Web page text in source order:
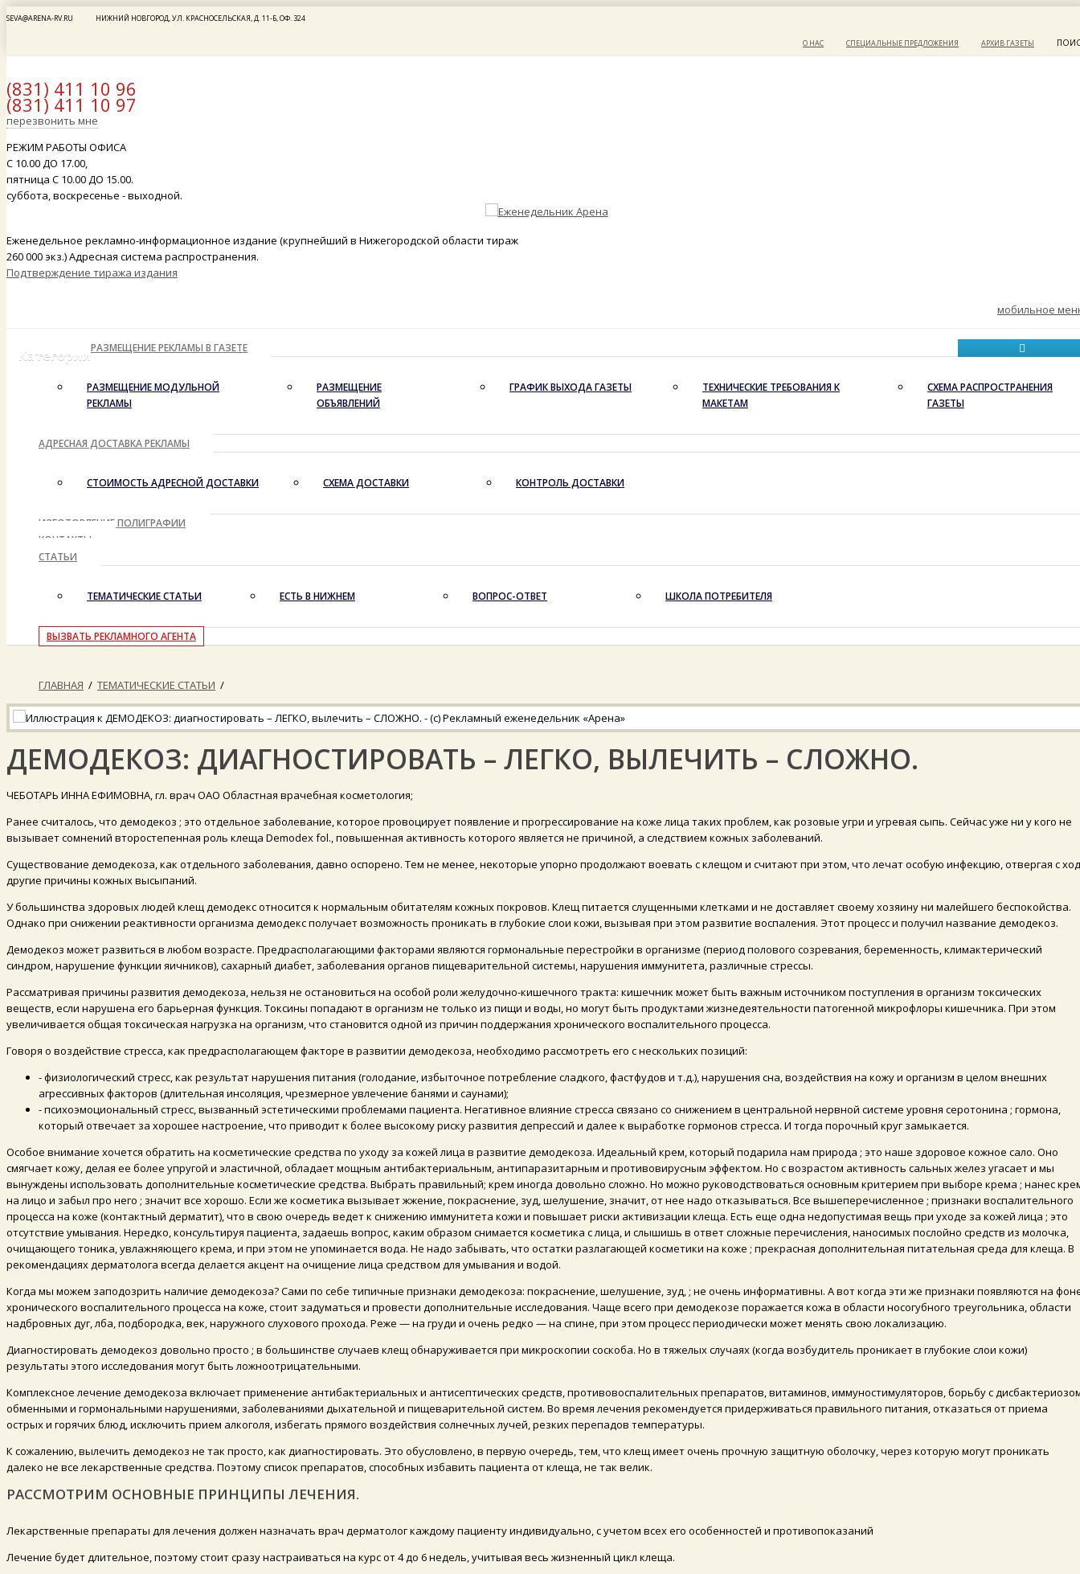
SEVA@ARENA-RV.RU НИЖНИЙ НОВГОРОД, УЛ. КРАСНОСЕЛЬСКАЯ, Д. 11-Б, ОФ. 324
О НАС СПЕЦИАЛЬНЫЕ ПРЕДЛОЖЕНИЯ АРХИВ ГАЗЕТЫ
x
(831) 411 10 96
(831) 411 10 97
перезвонить мне
РЕЖИМ РАБОТЫ ОФИСА
С 10.00 ДО 17.00,
пятница С 10.00 ДО 15.00.
суббота, воскресенье - выходной.
Еженедельное рекламно-информационное издание (крупнейший в Нижегородской области тираж
260 000 экз.) Адресная система распространения.
Подтверждение тиража издания
мобильное
КатегорииРАЗМЕЩЕНИЕ РЕКЛАМЫ В ГАЗЕТЕ
РАЗМЕЩЕНИЕ МОДУЛЬНОЙ
РЕКЛАМЫ
РАЗМЕЩЕНИЕ
ОБЪЯВЛЕНИЙ
ГРАФИК ВЫХОДА ГАЗЕТЫ
ТЕХНИЧЕСКИЕ ТРЕБОВАНИЯ К
МАКЕТАМ
СХЕМА РАСПРОСТРАНЕНИЯ
ГАЗЕТЫ
АДРЕСНАЯ ДОСТАВКА РЕКЛАМЫ
СТОИМОСТЬ АДРЕСНОЙ ДОСТАВКИ СХЕМА ДОСТАВКИ КОНТРОЛЬ ДОСТАВКИ
ИЗГОТОВЛЕНИЕ ПОЛИГРАФИИ
КОНТАКТЫ
СТАТЬИ
ТЕМАТИЧЕСКИЕ СТАТЬИ ЕСТЬ В НИЖНЕМ ВОПРОС-ОТВЕТ ШКОЛА ПОТРЕБИТЕЛЯ
ВЫЗВАТЬ РЕКЛАМНОГО АГЕНТА
ГЛАВНАЯ / ТЕМАТИЧЕСКИЕ СТАТЬИ /
ДЕМОДЕКОЗ: ДИАГНОСТИРОВАТЬ – ЛЕГКО, ВЫЛЕЧИТЬ – СЛОЖНО.
ЧЕБОТАРЬ ИННА ЕФИМОВНА, гл. врач ОАО Областная врачебная косметология;
Ранее считалось, что демодекоз ; это отдельное заболевание, которое провоцирует появление и прогрессирование на коже лица таких проблем, как розовые угри и угревая сыпь. Сейчас уже ни у кого не
вызывает сомнений второстепенная роль клеща Demodex fol., повышенная активность которого является не причиной, а следствием кожных заболеваний.
Существование демодекоза, как отдельного заболевания, давно оспорено. Тем не менее, некоторые упорно продолжают воевать с клещом и считают при этом, что лечат особую инфекцию, отвергая с
другие причины кожных высыпаний.
У большинства здоровых людей клещ демодекс относится к нормальным обитателям кожных покровов. Клещ питается слущенными клетками и не доставляет своему хозяину ни малейшего беспокойства.
Однако при снижении реактивности организма демодекс получает возможность проникать в глубокие слои кожи, вызывая при этом развитие воспаления. Этот процесс и получил название демодекоз.
Демодекоз может развиться в любом возрасте. Предрасполагающими факторами являются гормональные перестройки в организме (период полового созревания, беременность, климактерический
синдром, нарушение функции яичников), сахарный диабет, заболевания органов пищеварительной системы, нарушения иммунитета, различные стрессы.
Рассматривая причины развития демодекоза, нельзя не остановиться на особой роли желудочно-кишечного тракта: кишечник может быть важным источником поступления в организм токсических
веществ, если нарушена его барьерная функция. Токсины попадают в организм не только из пищи и воды, но могут быть продуктами жизнедеятельности патогенной микрофлоры кишечника. При этом
увеличивается общая токсическая нагрузка на организм, что становится одной из причин поддержания хронического воспалительного процесса.
Говоря о воздействие стресса, как предрасполагающем факторе в развитии демодекоза, необходимо рассмотреть его с нескольких позиций:
- физиологический стресс, как результат нарушения питания (голодание, избыточное потребление сладкого, фастфудов и т.д.), нарушения сна, воздействия на кожу и организм в целом внешних
агрессивных факторов (длительная инсоляция, чрезмерное увлечение банями и саунами);
- психоэмоциональный стресс, вызванный эстетическими проблемами пациента. Негативное влияние стресса связано со снижением в центральной нервной системе уровня серотонина ; гормона,
который отвечает за хорошее настроение, что приводит к более высокому риску развития депрессий и далее к выработке гормонов стресса. И тогда порочный круг замыкается.
Особое внимание хочется обратить на косметические средства по уходу за кожей лица в развитие демодекоза. Идеальный крем, который подарила нам природа ; это наше здоровое кожное сало. Оно
смягчает кожу, делая ее более упругой и эластичной, обладает мощным антибактериальным, антипаразитарным и противовирусным эффектом. Но с возрастом активность сальных желез угасает и мы
вынуждены использовать дополнительные косметические средства. Выбрать правильный; крем иногда довольно сложно. Но можно руководствоваться основным критерием при выборе крема ; нанес
на лицо и забыл про него ; значит все хорошо. Если же косметика вызывает жжение, покраснение, зуд, шелушение, значит, от нее надо отказываться. Все вышеперечисленное ; признаки воспалительного
процесса на коже (контактный дерматит), что в свою очередь ведет к снижению иммунитета кожи и повышает риски активизации клеща. Есть еще одна недопустимая вещь при уходе за кожей лица ; это
отсутствие умывания. Нередко, консультируя пациента, задаешь вопрос, каким образом снимается косметика с лица, и слышишь в ответ сложные перечисления, наносимых послойно средств из молочка,
очищающего тоника, увлажняющего крема, и при этом не упоминается вода. Не надо забывать, что остатки разлагающей косметики на коже ; прекрасная дополнительная питательная среда для клеща. В
рекомендациях дерматолога всегда делается акцент на очищение лица средством для умывания и водой.
Когда мы можем заподозрить наличие демодекоза? Сами по себе типичные признаки демодекоза: покраснение, шелушение, зуд, ; не очень информативны. А вот когда эти же признаки появляются на
хронического воспалительного процесса на коже, стоит задуматься и провести дополнительные исследования. Чаще всего при демодекозе поражается кожа в области носогубного треугольника, области
надбровных дуг, лба, подбородка, век, наружного слухового прохода. Реже — на груди и очень редко — на спине, при этом процесс периодически может менять свою локализацию.
Диагностировать демодекоз довольно просто ; в большинстве случаев клещ обнаруживается при микроскопии соскоба. Но в тяжелых случаях (когда возбудитель проникает в глубокие слои кожи)
результаты этого исследования могут быть ложноотрицательными.
Комплексное лечение демодекоза включает применение антибактериальных и антисептических средств, противовоспалительных препаратов, витаминов, иммуностимуляторов, борьбу с
обменными и гормональными нарушениями, заболеваниями дыхательной и пищеварительной систем. Во время лечения рекомендуется придерживаться правильного питания, отказаться от приема
острых и горячих блюд, исключить прием алкоголя, избегать прямого воздействия солнечных лучей, резких перепадов температуры.
К сожалению, вылечить демодекоз не так просто, как диагностировать. Это обусловлено, в первую очередь, тем, что клещ имеет очень прочную защитную оболочку, через которую могут проникать
далеко не все лекарственные средства. Поэтому список препаратов, способных избавить пациента от клеща, не так велик.
РАССМОТРИМ ОСНОВНЫЕ ПРИНЦИПЫ ЛЕЧЕНИЯ.
Лекарственные препараты для лечения должен назначать врач дерматолог каждому пациенту индивидуально, с учетом всех его особенностей и противопоказаний
Лечение будет длительное, поэтому стоит сразу настраиваться на курс от 4 до 6 недель, учитывая весь жизненный цикл клеща.